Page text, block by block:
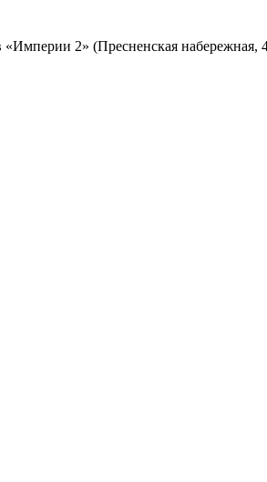
«Империи 2» (Пресненская набережная,